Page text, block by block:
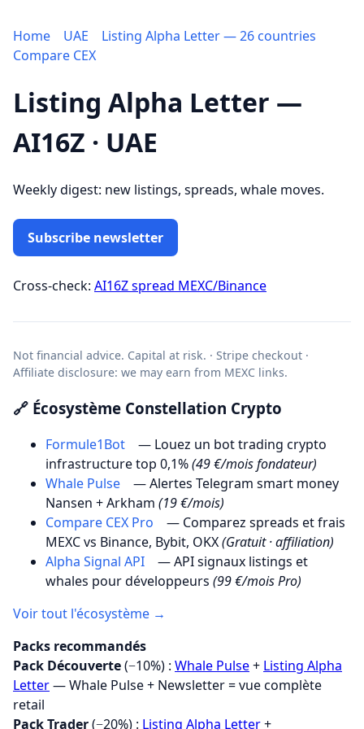
Home UAE
Listing Alpha Letter — 26 countries
Compare CEX
Listing Alpha Letter —
AI16Z · UAE
Weekly digest: new listings, spreads, whale moves.
Subscribe newsletter
Cross-check: AI16Z spread MEXC/Binance
Not financial advice. Capital at risk. · Stripe checkout ·
Affiliate disclosure: we may earn from MEXC links.
🔗 Écosystème Constellation Crypto
Formule1Bot
— Louez un bot trading crypto
infrastructure top 0,1%(49 €/mois fondateur)
Whale Pulse
— Alertes Telegram smart money
Nansen + Arkham (19 €/mois)
Compare CEX Pro
— Comparez spreads et frais
MEXC vs Binance, Bybit, OKX(Gratuit · affiliation)
Alpha Signal API
— API signaux listings et
whales pour développeurs (99 €/mois Pro)
Voir tout l'écosystème →
Packs recommandés
Pack Découverte(−10%) : Whale Pulse+ Listing Alpha
Letter— Whale Pulse + Newsletter = vue complète
retail
Pack Trader(−20%) : Listing Alpha Letter+